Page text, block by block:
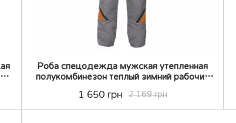
Роба спецодежда мужская утепленная
полукомбинезон теплый зимний рабочий
2 169 грн
1 650 грн